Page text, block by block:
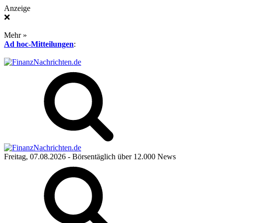
Anzeige
❌
Mehr »
Ad hoc-Mitteilungen:
Freitag, 07.08.2026 - Börsentäglich über 12.000 News